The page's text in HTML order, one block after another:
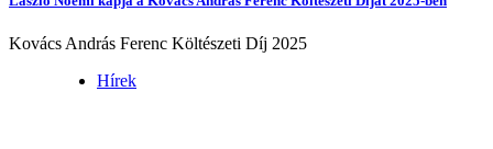
Kovács András Ferenc Költészeti Díj 2025
Hírek